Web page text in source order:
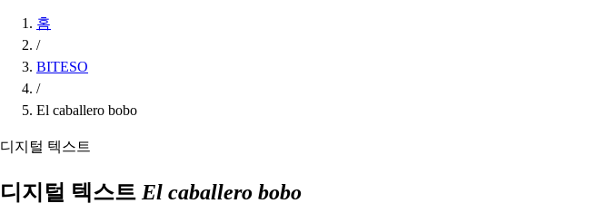
홈
/
BITESO
/
El caballero bobo
디지털 텍스트
디지털 텍스트 El caballero bobo